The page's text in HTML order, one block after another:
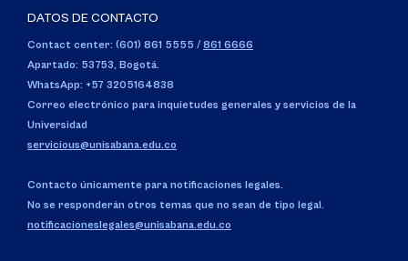
DATOS DE CONTACTO
Contact center: (601) 861 5555 / 861 6666
Apartado: 53753, Bogotá.
WhatsApp: +57 3205164838
Correo electrónico para inquietudes generales y servicios de la
Universidad
servicious@unisabana.edu.co
Contacto únicamente para notificaciones legales.
No se responderán otros temas que no sean de tipo legal.
notificacioneslegales@unisabana.edu.co